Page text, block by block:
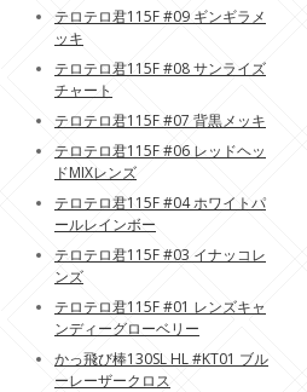
テロテロ君115F #09 ギンギラメ
ッキ
テロテロ君115F #08 サンライズ
チャート
テロテロ君115F #07 背黒メッキ
テロテロ君115F #06 レッドヘッ
ドMIXレンズ
テロテロ君115F #04 ホワイトパ
ールレインボー
テロテロ君115F #03 イナッコレ
ンズ
テロテロ君115F #01 レンズキャ
ンディーグローベリー
かっ飛び棒130SL HL #KT01 ブル
ーレーザークロス